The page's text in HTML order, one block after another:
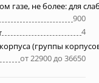
газе, не более: для
900
4
(группы
от 22900 до 36650